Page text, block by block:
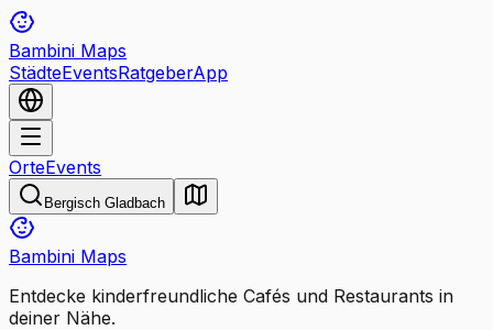
Bambini Maps
StädteEventsRatgeberApp
OrteEvents
Bergisch Gladbach
Bambini Maps
Entdecke kinderfreundliche Cafés und Restaurants in
deiner Nähe.